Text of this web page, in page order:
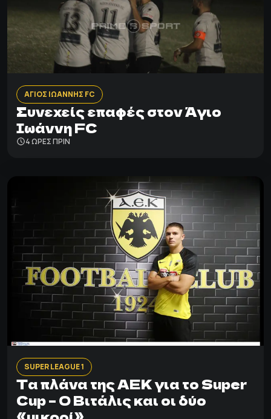
ΑΓΙΟΣ ΙΩΑΝΝΗΣ FC
Συνεχείς επαφές στον Άγιο
Ιωάννη FC
4 ΩΡΕΣ ΠΡΙΝ
SUPER LEAGUE 1
Τα πλάνα της ΑΕΚ για το Super
Cup – Ο Βιτάλις και οι δύο